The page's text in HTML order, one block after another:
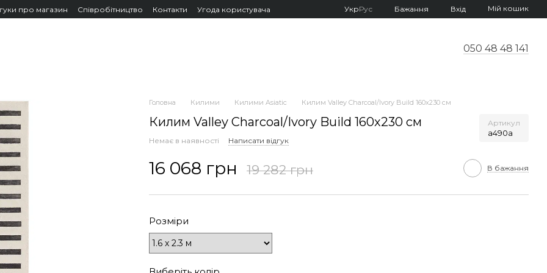
про магазин Співробітництво Контакти Угода користувача УкрРус Бажання Вхід Мій кошик
050 48 48 141
Головна Килими Килими Asiatic Килим Valley Charcoal/Ivory Build 160х230 см
Килим Valley Charcoal/Ivory Build 160х230 см Артикул
a490a
Немає в наявності Написати відгук
16 068 грн 19 282 грн В бажання
Розміри